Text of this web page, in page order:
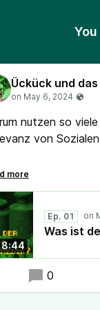
nutzen so
von
kritischer Blick
meines
8:44
Ep. 01
Was ist
0